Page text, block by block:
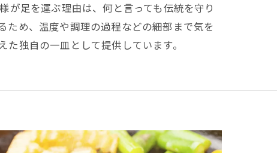
が足を運ぶ理由は、何と言っても伝統を守り
ため、温度や調理の過程などの細部まで気を
独自の一皿として提供しています。